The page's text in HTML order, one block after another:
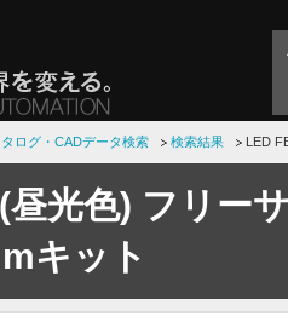
タログ・CADデータ検索 検索結果 LED
光色) フリー
キット